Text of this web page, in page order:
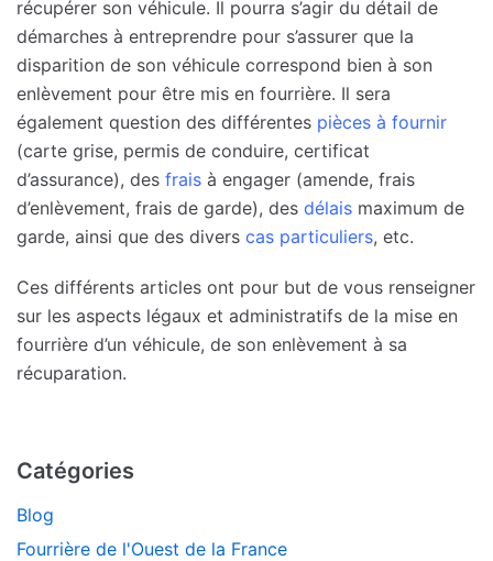
récupérer son véhicule. Il pourra s’agir du détail de
démarches à entreprendre pour s’assurer que la
disparition de son véhicule correspond bien à son
enlèvement pour être mis en fourrière. Il sera
également question des différentes pièces à fournir
(carte grise, permis de conduire, certificat
d’assurance), des frais à engager (amende, frais
d’enlèvement, frais de garde), des délais maximum de
garde, ainsi que des divers cas particuliers, etc.
Ces différents articles ont pour but de vous renseigner
sur les aspects légaux et administratifs de la mise en
fourrière d’un véhicule, de son enlèvement à sa
récuparation.
Catégories
Blog
Fourrière de l'Ouest de la France